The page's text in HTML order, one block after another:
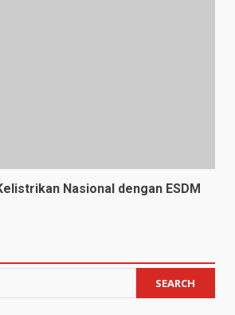
Nasional dengan ESDM
SEARCH